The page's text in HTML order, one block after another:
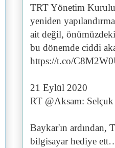
TRT Yönetim
yeniden
ait değil,
bu dönemde ciddi
https://t.co/
21 Eylül 2020
RT @Aksam: Selçuk
Baykar'ın ardından,
bilgisayar hediye